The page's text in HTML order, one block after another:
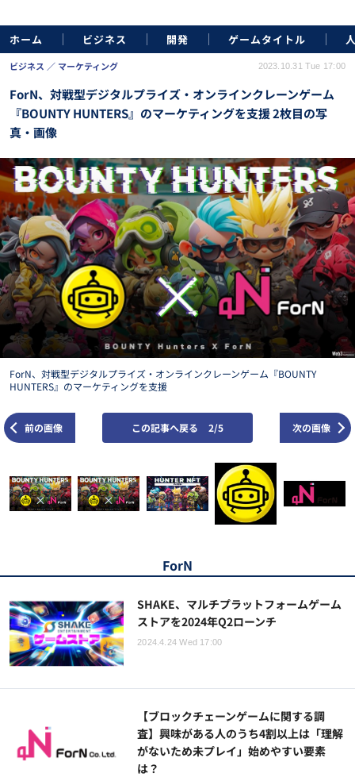
ホーム ビジネス 開発 ゲームタイトル
ForN、対戦型デジタルプライズ・オンラインクレーンゲーム
『BOUNTY HUNTERS』のマーケティングを支援 2枚目の写
真・画像
ビジネス マーケティング 2023.10.31 Tue 17:00
ForN、対戦型デジタルプライズ・オンラインクレーンゲーム『BOUNTY
HUNTERS』のマーケティングを支援
前の画像 次の画像
この記事へ戻る 2/5
ForN
SHAKE、マルチプラットフォームゲーム
ストアを2024年Q2ローンチ
2024.4.24 Wed 17:00
【ブロックチェーンゲームに関する調
査】興味がある人のうち4割以上は「理解
がないため未プレイ」始めやすい要素
は？